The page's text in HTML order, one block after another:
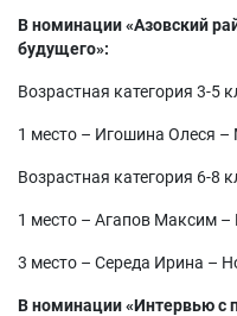
В номинации «Азовский
будущего»:
Возрастная категория 3-5
1 место – Игошина Олеся
Возрастная категория 6-8
1 место – Агапов Максим
3 место – Середа Ирина –
В номинации «Интервью с